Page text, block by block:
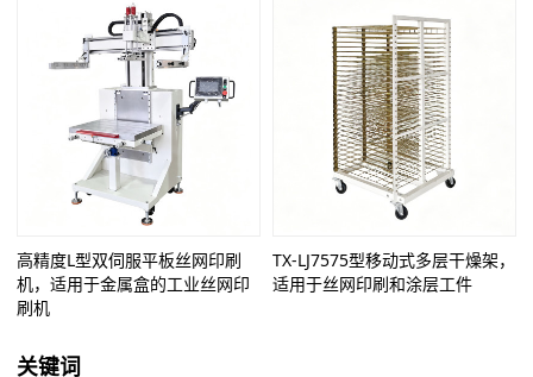
高精度L型双伺服平板丝网印刷
机，适用于金属盒的工业丝网印
刷机
TX-LJ7575型移动式多层干燥架，
适用于丝网印刷和涂层工件
关键词